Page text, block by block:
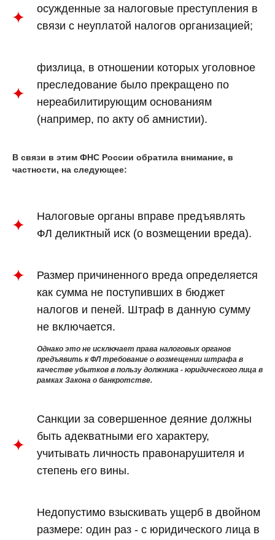
осужденные за налоговые преступления в
связи с неуплатой налогов организацией;
физлица, в отношении которых уголовное
преследование было прекращено по
нереабилитирующим основаниям
(например, по акту об амнистии).
В связи в этим ФНС России обратила внимание, в
частности, на следующее:
Налоговые органы вправе предъявлять
ФЛ деликтный иск (о возмещении вреда).
Размер причиненного вреда определяется
как сумма не поступивших в бюджет
налогов и пеней. Штраф в данную сумму
не включается.
Однако это не исключает права налоговых органов
предъявить к ФЛ требование о возмещении штрафа в
качестве убытков в пользу должника - юридического лица в
рамках Закона о банкротстве.
Санкции за совершенное деяние должны
быть адекватными его характеру,
учитывать личность правонарушителя и
степень его вины.
Недопустимо взыскивать ущерб в двойном
размере: один раз - с юридического лица в